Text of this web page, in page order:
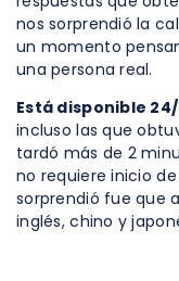
nos sorprendió la
un momento
una persona real.
Está disponible
incluso las que
tardó más de 2
no requiere inicio
sorprendió fue que
inglés, chino y